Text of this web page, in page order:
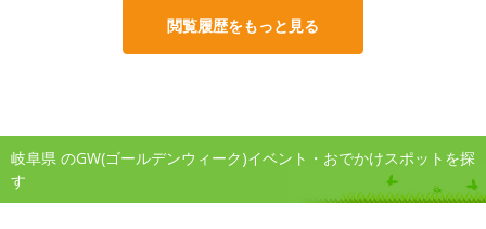
閲覧履歴をもっと見る
岐阜県 のGW(ゴールデンウィーク)イベント・おでかけスポットを探
す